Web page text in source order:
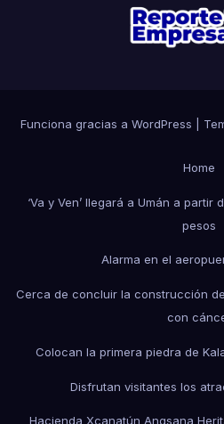
Funciona gracias a WordPress
Home
‘Va y Ven’ llegará a Umán a partir
pesos
Alarma en el
Cerca de concluir la construcción
con
Colocan la primera piedra de
Disfrutan visitantes los
Hacienda Xcanatún Angsana